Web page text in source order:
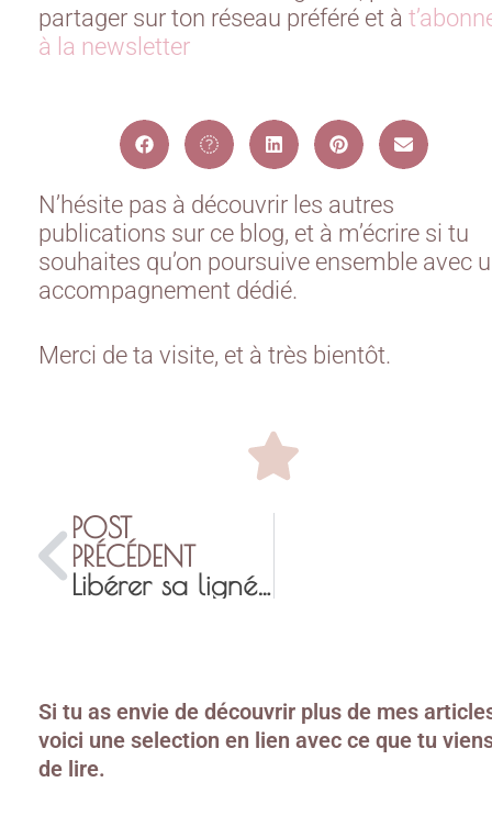
partager sur ton réseau préféré et à
à la newsletter
N’hésite pas à découvrir les autres
publications sur ce blog, et à m’écrire si tu
souhaites qu’on poursuive ensemble avec
accompagnement dédié.
Merci de ta visite, et à très bientôt.
POST
PRÉCÉDENT
Libérer sa lignée afin de choisir que transmettre
Si tu as envie de découvrir plus de mes
voici une selection en lien avec ce que tu
de lire.